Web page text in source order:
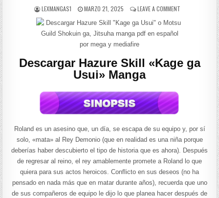
AUTHOR:
LEXMANGAS1 PUBLISHED DATE:
MARZO 21, 2025 LEAVE A COMMENTON HAZURE
Descargar Hazure Skill «Kage ga
Usui» Manga
Roland es un asesino que, un día, se escapa de su equipo y, por sí
solo, «mata» al Rey Demonio (que en realidad es una niña porque
deberías haber descubierto el tipo de historia que es ahora). Después
de regresar al reino, el rey amablemente promete a Roland lo que
quiera para sus actos heroicos. Conflicto en sus deseos (no ha
pensado en nada más que en matar durante años), recuerda que uno
de sus compañeros de equipo le dijo lo que planea hacer después de